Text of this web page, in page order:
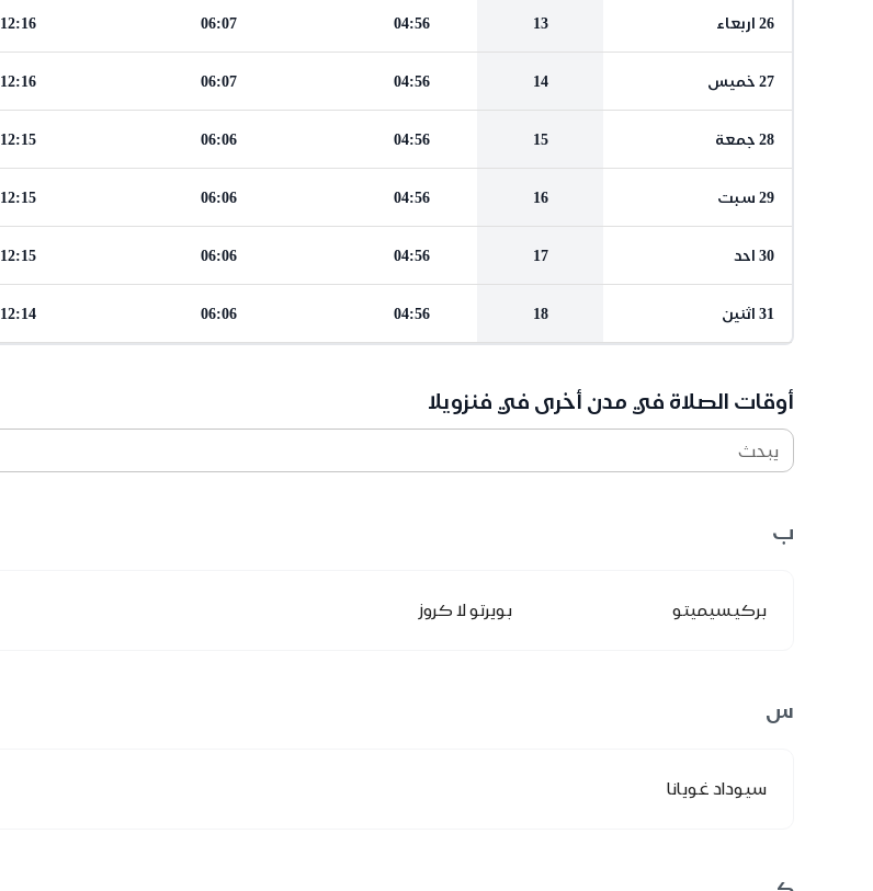
26 اربعاء 13
04:56
06:07
12:16
27 خميس 14
04:56
06:07
12:16
28 جمعة 15
04:56
06:06
12:15
29 سبت 16
04:56
06:06
12:15
30 احد 17
04:56
06:06
12:15
31 اثنين 18
04:56
06:06
12:14
أوقات الصلاة في مدن أخرى في فنزويلا
يبحث
ب
بركيسيميتو بويرتو لا كروز
س
سيوداد غويانا